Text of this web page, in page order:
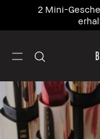
2 Mini-